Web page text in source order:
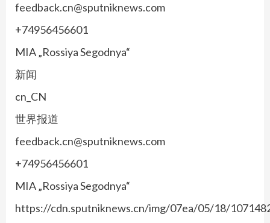
feedback.cn@sputniknews.com
+74956456601
MIA „Rossiya Segodnya“
新闻
cn_CN
世界报道
feedback.cn@sputniknews.com
+74956456601
MIA „Rossiya Segodnya“
https://cdn.sputniknews.cn/img/07ea/05/18/